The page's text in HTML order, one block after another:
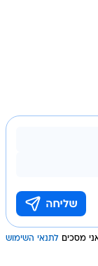
מסכים לתנאי השימוש